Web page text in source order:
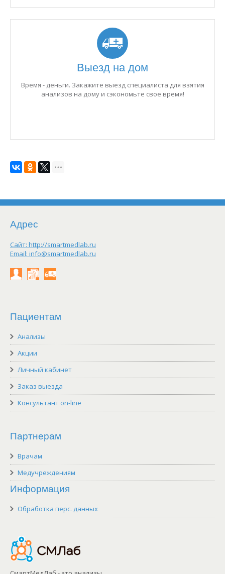
Выезд на дом
Время - деньги. Закажите выезд специалиста для взятия
анализов на дому и сэкономьте свое время!
Адрес
Сайт: http://smartmedlab.ru
Email: info@smartmedlab.ru
Пациентам
Анализы
Акции
Личный кабинет
Заказ выезда
Консультант on-line
Партнерам
Врачам
Медучреждениям
Информация
Обработка перс. данных